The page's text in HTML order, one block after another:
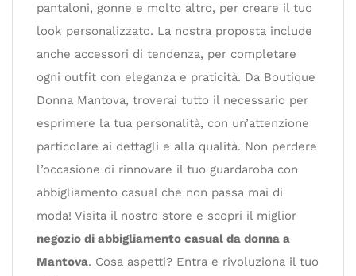
pantaloni, gonne e molto altro, per creare il tuo
look personalizzato. La nostra proposta include
anche accessori di tendenza, per completare
ogni outfit con eleganza e praticità. Da Boutique
Donna Mantova, troverai tutto il necessario per
esprimere la tua personalità, con un’attenzione
particolare ai dettagli e alla qualità. Non perdere
l’occasione di rinnovare il tuo guardaroba con
abbigliamento casual che non passa mai di
moda! Visita il nostro store e scopri il miglior
negozio di abbigliamento casual da donna a
Mantova. Cosa aspetti? Entra e rivoluziona il tuo